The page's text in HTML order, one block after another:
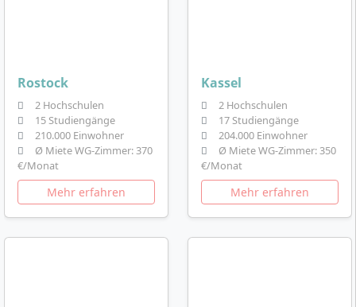
Rostock
2 Hochschulen
15 Studiengänge
210.000 Einwohner
Ø Miete WG-Zimmer: 370
€/Monat
Mehr erfahren
Kassel
2 Hochschulen
17 Studiengänge
204.000 Einwohner
Ø Miete WG-Zimmer: 350
€/Monat
Mehr erfahren